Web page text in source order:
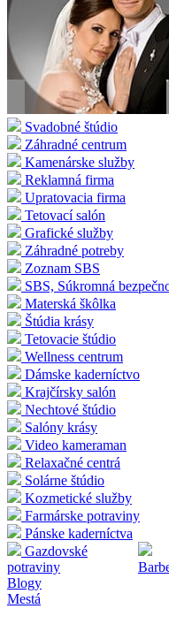
Svadobné štúdio
Záhradné centrum
Kamenárske služby
Reklamná firma
Upratovacia firma
Tetovací salón
Grafické služby
Záhradné potreby
Zoznam SBS
SBS, Súkromná
Materská škôlka
Štúdia krásy
Tetovacie štúdio
Wellness centrum
Dámske kaderníctvo
Krajčírsky salón
Nechtové štúdio
Salóny krásy
Video kameraman
Relaxačné centrá
Solárne štúdio
Kozmetické služby
Farmárske potraviny
Pánske kaderníctva
Gazdovské
potraviny
Blogy
Mestá